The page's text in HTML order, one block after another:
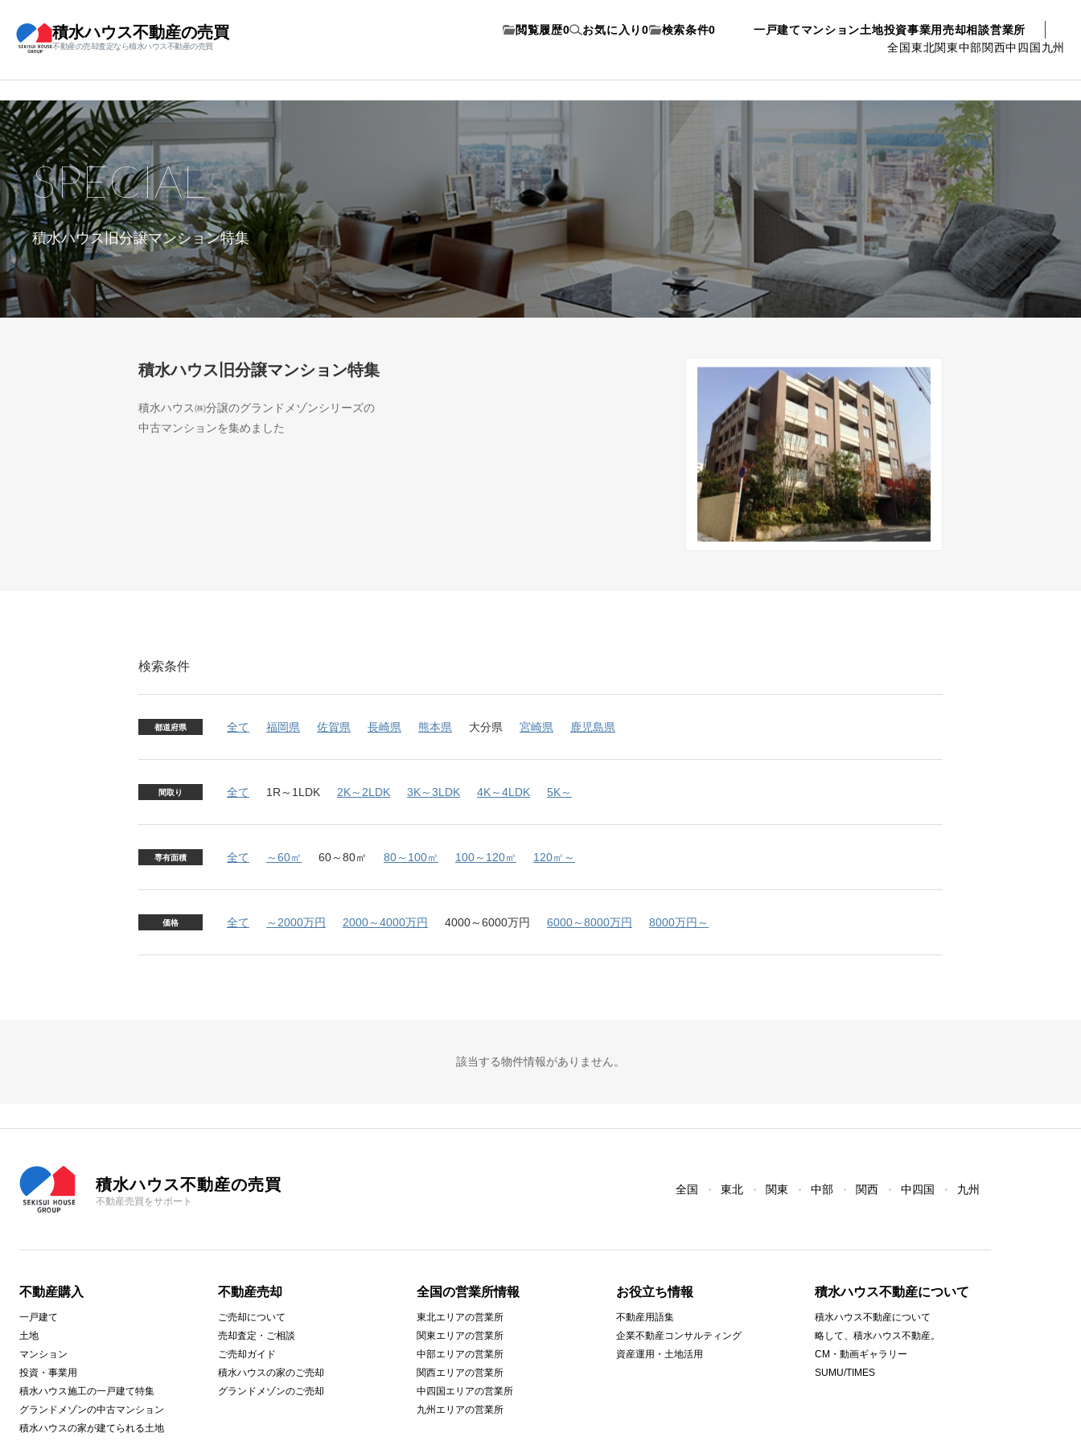
積水ハウス不動産の売買
不動産の売却査定なら積水ハウス不動産の売買
一戸建てマンション土地投資事業用売却相談営業所
全国東北関東中部関西中四国九州
閲覧履歴0 お気に入り 0 検索条件0
積水ハウス旧分譲マンション特集
SPECIAL
積水ハウス旧分譲マンション特集
積水ハウス㈱分譲のグランドメゾンシリーズの
中古マンションを集めました
検索条件
都道府県 全て 福岡県 佐賀県 長崎県 熊本県 大分県 宮崎県 鹿児島県
間取り 全て 1R～1LDK 2K～2LDK 3K～3LDK 4K～4LDK 5K～
専有面積 全て ～60㎡ 60～80㎡ 80～100㎡ 100～120㎡ 120㎡～
価格 全て ～2000万円 2000～4000万円 4000～6000万円 6000～8000万円 8000万円～
該当する物件情報がありません。
積水ハウス不動産の売買
不動産売買をサポート
全国 東北 関東 中部 関西 中四国 九州
不動産購入
一戸建て
土地
マンション
投資・事業用
積水ハウス施工の一戸建て特集
グランドメゾンの中古マンション
積水ハウスの家が建てられる土地
不動産売却
ご売却について
売却査定・ご相談
ご売却ガイド
積水ハウスの家のご売却
グランドメゾンのご売却
全国の営業所情報
東北エリアの営業所
関東エリアの営業所
中部エリアの営業所
関西エリアの営業所
中四国エリアの営業所
九州エリアの営業所
お役立ち情報
不動産用語集
企業不動産コンサルティング
資産運用・土地活用
積水ハウス不動産について
積水ハウス不動産について
略して、積水ハウス不動産。
CM・動画ギャラリー
SUMU/TIMES